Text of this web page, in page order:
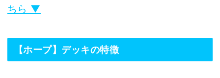
ちら ▼
【ホープ】デッキの特徴